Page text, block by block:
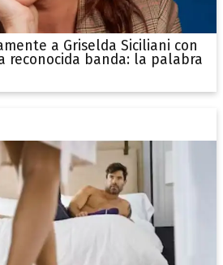
a Griselda Siciliani con
reconocida banda: la palabra